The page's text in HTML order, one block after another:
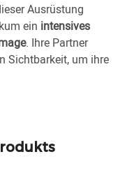
Ausrüstung
ein intensives
. Ihre Partner
Sichtbarkeit, um ihre